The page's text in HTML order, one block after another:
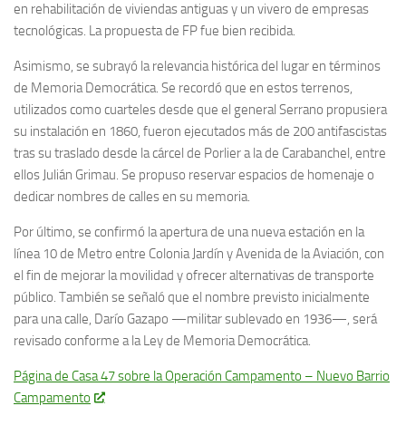
en rehabilitación de viviendas antiguas y un vivero de empresas
tecnológicas. La propuesta de FP fue bien recibida.
Asimismo, se subrayó la relevancia histórica del lugar en términos
de Memoria Democrática. Se recordó que en estos terrenos,
utilizados como cuarteles desde que el general Serrano propusiera
su instalación en 1860, fueron ejecutados más de 200 antifascistas
tras su traslado desde la cárcel de Porlier a la de Carabanchel, entre
ellos Julián Grimau. Se propuso reservar espacios de homenaje o
dedicar nombres de calles en su memoria.
Por último, se confirmó la apertura de una nueva estación en la
línea 10 de Metro entre Colonia Jardín y Avenida de la Aviación, con
el fin de mejorar la movilidad y ofrecer alternativas de transporte
público. También se señaló que el nombre previsto inicialmente
para una calle, Darío Gazapo —militar sublevado en 1936—, será
revisado conforme a la Ley de Memoria Democrática.
Página de Casa 47 sobre la Operación Campamento – Nuevo Barrio
Campamento